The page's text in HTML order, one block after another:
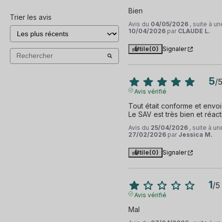
Trier les avis
Bien
Avis du 04/05/2026 , suite à
10/04/2026 par CLAUDE L.
Utile(0) Signaler
5/5
Avis vérifié
Tout était conforme et
Le SAV est très bien et
Avis du 25/04/2026 , suite à
27/02/2026 par Jessica M.
Utile(0) Signaler
1/5
Avis vérifié
Mal